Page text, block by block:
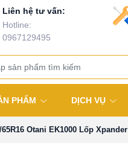
Liên hệ tư vấn:
Hotline:
0967129495
PHẨM DỊCH VỤ
65R16 Otani EK1000 Lốp Xpander